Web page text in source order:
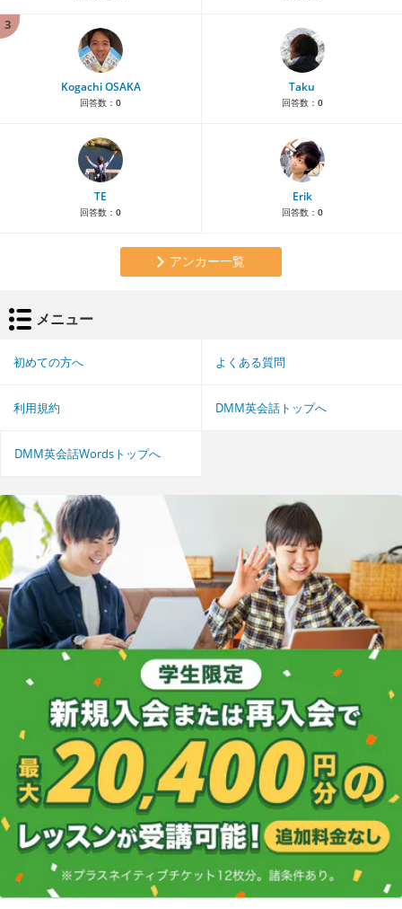
3
Kogachi OSAKA
回答数： 0
Taku
回答数： 0
TE
回答数： 0
Erik
回答数： 0
アンカー一覧
メニュー
初めての方へ よくある質問
利用規約 DMM英会話トップへ
DMM英会話Wordsトップへ